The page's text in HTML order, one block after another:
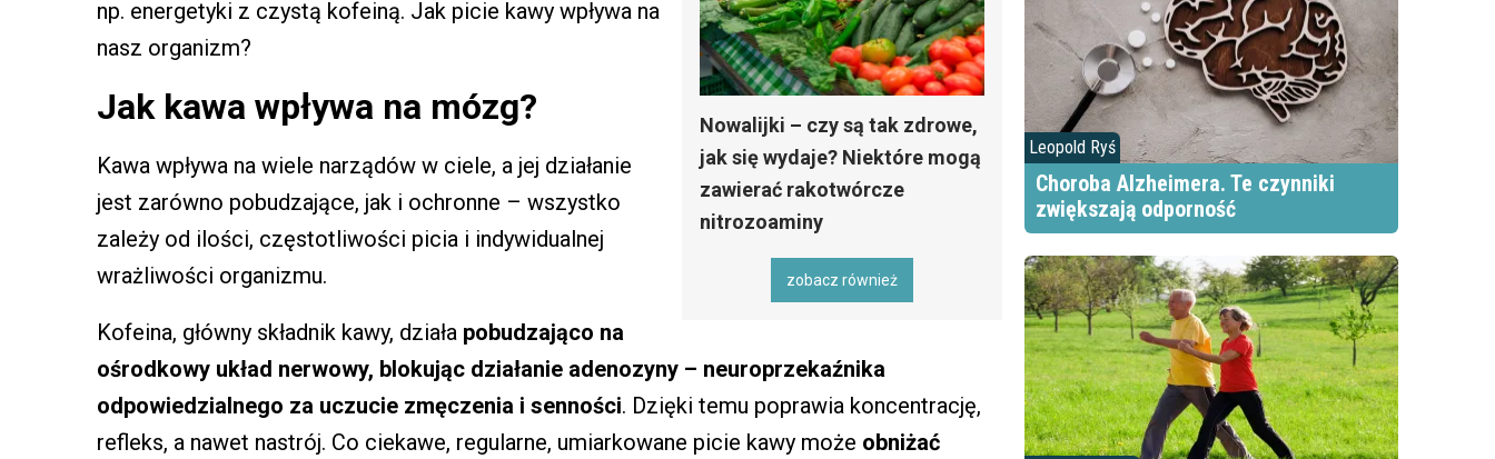
Nowalijki – czy są tak zdrowe,
jak się wydaje? Niektóre mogą
zawierać rakotwórcze
nitrozoaminy
zobacz również
np. energetyki z czystą kofeiną. Jak picie kawy wpływa na
nasz organizm?
Jak kawa wpływa na mózg?
Kawa wpływa na wiele narządów w ciele, a jej działanie
jest zarówno pobudzające, jak i ochronne – wszystko
zależy od ilości, częstotliwości picia i indywidualnej
wrażliwości organizmu.
Kofeina, główny składnik kawy, działa pobudzająco na
ośrodkowy układ nerwowy, blokując działanie adenozyny – neuroprzekaźnika
odpowiedzialnego za uczucie zmęczenia i senności. Dzięki temu poprawia koncentrację,
refleks, a nawet nastrój. Co ciekawe, regularne, umiarkowane picie kawy może obniżać
Leopold Ryś
Choroba Alzheimera. Te czynniki
zwiększają odporność